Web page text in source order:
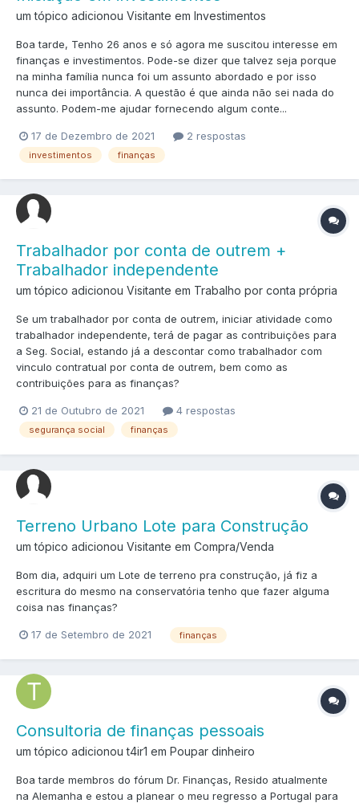
um tópico adicionou Visitante em Investimentos
Boa tarde, Tenho 26 anos e só agora me suscitou interesse em
finanças e investimentos. Pode-se dizer que talvez seja porque
na minha família nunca foi um assunto abordado e por isso
nunca dei importância. A questão é que ainda não sei nada do
assunto. Podem-me ajudar fornecendo algum conte...
17 de Dezembro de 2021 2 respostas
investimentos finanças
Trabalhador por conta de outrem +
Trabalhador independente
um tópico adicionou Visitante em Trabalho por conta própria
Se um trabalhador por conta de outrem, iniciar atividade como
trabalhador independente, terá de pagar as contribuições para
a Seg. Social, estando já a descontar como trabalhador com
vinculo contratual por conta de outrem, bem como as
contribuições para as finanças?
21 de Outubro de 2021 4 respostas
segurança social finanças
Terreno Urbano Lote para Construção
um tópico adicionou Visitante em Compra/Venda
Bom dia, adquiri um Lote de terreno pra construção, já fiz a
escritura do mesmo na conservatória tenho que fazer alguma
coisa nas finanças?
17 de Setembro de 2021 finanças
Consultoria de finanças pessoais
um tópico adicionou t4ir1 em Poupar dinheiro
Boa tarde membros do fórum Dr. Finanças, Resido atualmente
na Alemanha e estou a planear o meu regresso a Portugal para